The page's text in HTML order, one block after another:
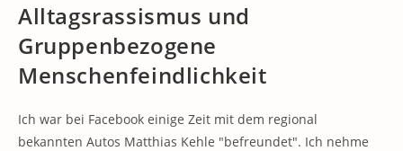
Alltagsrassismus und
Gruppenbezogene
Menschenfeindlichkeit
Ich war bei Facebook einige Zeit mit dem regional
bekannten Autos Matthias Kehle "befreundet". Ich nehme